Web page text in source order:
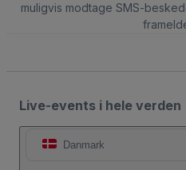
muligvis modtage SMS-
Live-events i hele verden
Danmark